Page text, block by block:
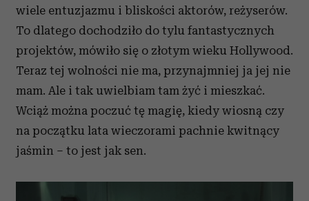
wiele entuzjazmu i bliskości aktorów, reżyserów.
To dlatego dochodziło do tylu fantastycznych
projektów, mówiło się o złotym wieku Hollywood.
Teraz tej wolności nie ma, przynajmniej ja jej nie
mam. Ale i tak uwielbiam tam żyć i mieszkać.
Wciąż można poczuć tę magię, kiedy wiosną czy
na początku lata wieczorami pachnie kwitnący
jaśmin – to jest jak sen.